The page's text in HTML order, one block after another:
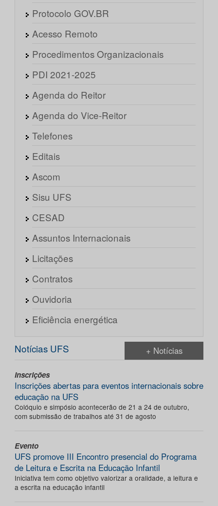
Protocolo GOV.BR
Acesso Remoto
Procedimentos Organizacionais
PDI 2021-2025
Agenda do Reitor
Agenda do Vice-Reitor
Telefones
Editais
Ascom
Sisu UFS
CESAD
Assuntos Internacionais
Licitações
Contratos
Ouvidoria
Eficiência energética
Notícias UFS + Notícias
Inscrições
Inscrições abertas para eventos internacionais sobre
educação na UFS
Colóquio e simpósio acontecerão de 21 a 24 de outubro,
com submissão de trabalhos até 31 de agosto
Evento
UFS promove III Encontro presencial do Programa
de Leitura e Escrita na Educação Infantil
Iniciativa tem como objetivo valorizar a oralidade, a leitura e
a escrita na educação infantil